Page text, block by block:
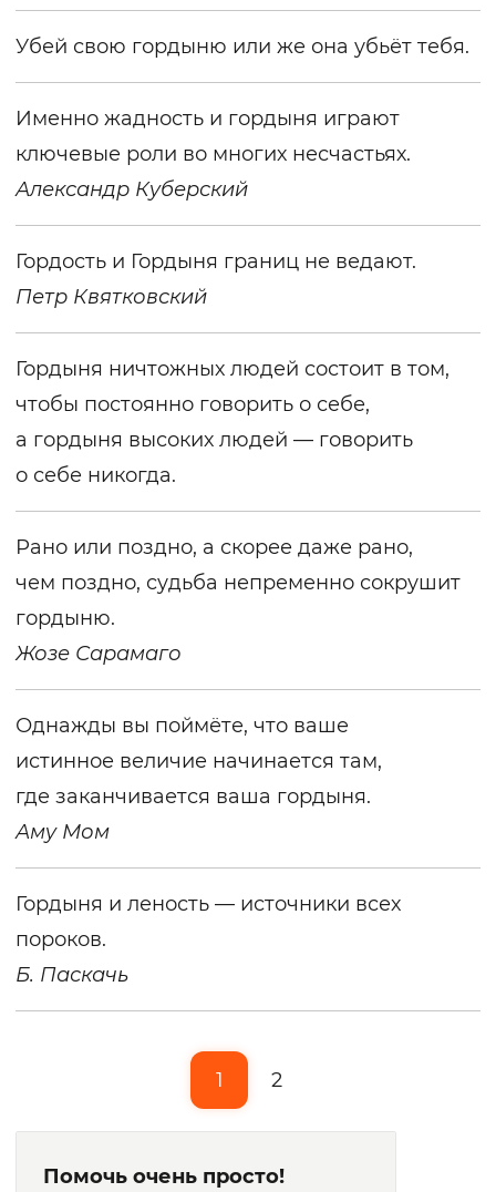
Убей свою гордыню или же она убьёт тебя.
Именно жадность и гордыня играют
ключевые роли во многих несчастьях.
Александр Куберский
Гордость и Гордыня границ не ведают.
Петр Квятковский
Гордыня ничтожных людей состоит в том,
чтобы постоянно говорить о себе,
а гордыня высоких людей — говорить
о себе никогда.
Рано или поздно, а скорее даже рано,
чем поздно, судьба непременно сокрушит
гордыню.
Жозе Сарамаго
Однажды вы поймёте, что ваше
истинное величие начинается там,
где заканчивается ваша гордыня.
Аму Мом
Гордыня и леность — источники всех
пороков.
Б. Паскачь
1 2
Помочь очень просто!